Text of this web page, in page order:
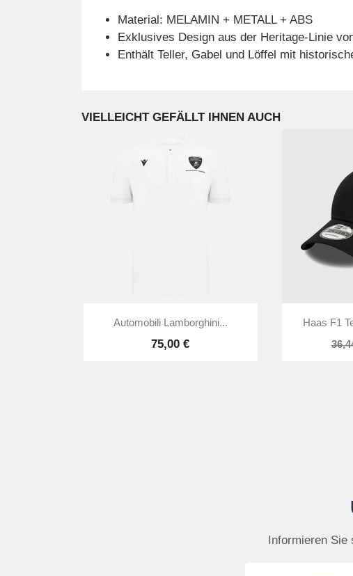
Material: MELAMIN + METALL + ABS
Exklusives Design aus der Heritage-Linie
Enthält Teller, Gabel und Löffel mit
VIELLEICHT GEFÄLLT IHNEN AUCH
Vorschau
Automobili Lamborghini...
75,00 €

Haas F1
Informieren